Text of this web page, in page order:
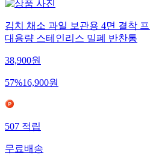
김치 채소 과일 보관용 4면 결착
대용량 스테인리스 밀폐 반찬통
38,900원
57%16,900원
507 적립
무료배송